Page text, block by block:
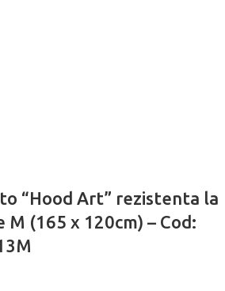
“Hood Art” rezistenta la
(165 x 120cm) – Cod: